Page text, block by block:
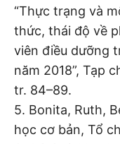
“Thực trạng và
thức, thái độ về
viên điều dưỡng
năm 2018”, Tạp
tr. 84–89.
5. Bonita, Ruth,
học cơ bản, Tổ